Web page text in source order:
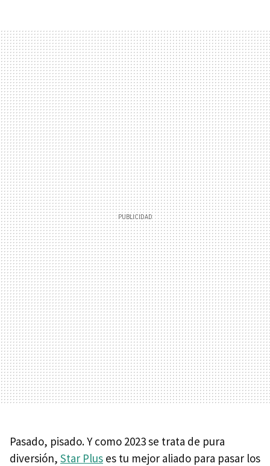
Pasado, pisado. Y como 2023 se trata de pura
diversión, Star Plus es tu mejor aliado para pasar los